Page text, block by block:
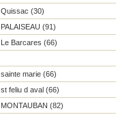
Quissac (30)
PALAISEAU (91)
Le Barcares (66)
sainte marie (66)
st feliu d aval (66)
MONTAUBAN (82)